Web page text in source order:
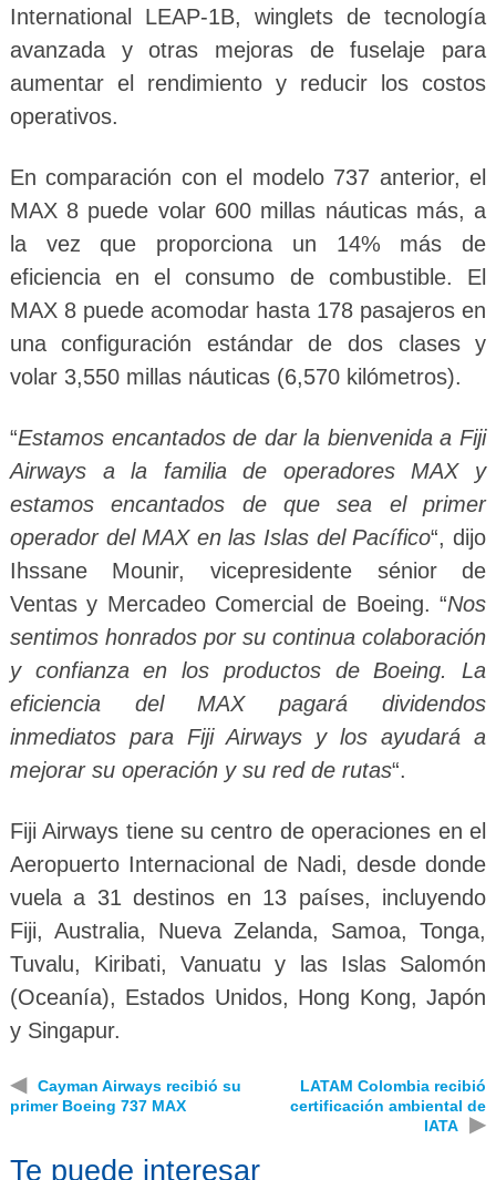
International LEAP-1B, winglets de tecnología
avanzada y otras mejoras de fuselaje para
aumentar el rendimiento y reducir los costos
operativos.
En comparación con el modelo 737 anterior, el
MAX 8 puede volar 600 millas náuticas más, a
la vez que proporciona un 14% más de
eficiencia en el consumo de combustible. El
MAX 8 puede acomodar hasta 178 pasajeros en
una configuración estándar de dos clases y
volar 3,550 millas náuticas (6,570 kilómetros).
“Estamos encantados de dar la bienvenida a Fiji
Airways a la familia de operadores MAX y
estamos encantados de que sea el primer
operador del MAX en las Islas del Pacífico“, dijo
Ihssane Mounir, vicepresidente sénior de
Ventas y Mercadeo Comercial de Boeing. “Nos
sentimos honrados por su continua colaboración
y confianza en los productos de Boeing. La
eficiencia del MAX pagará dividendos
inmediatos para Fiji Airways y los ayudará a
mejorar su operación y su red de rutas“.
Fiji Airways tiene su centro de operaciones en el
Aeropuerto Internacional de Nadi, desde donde
vuela a 31 destinos en 13 países, incluyendo
Fiji, Australia, Nueva Zelanda, Samoa, Tonga,
Tuvalu, Kiribati, Vanuatu y las Islas Salomón
(Oceanía), Estados Unidos, Hong Kong, Japón
y Singapur.
◀
Cayman Airways recibió su
primer Boeing 737 MAX
LATAM Colombia recibió
certificación ambiental de
IATA
▶
Te puede interesar